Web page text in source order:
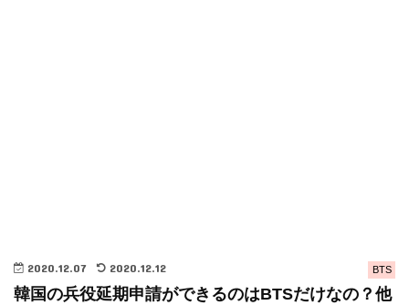
BTS
2020.12.07 2020.12.12
韓国の兵役延期申請ができるのはBTSだけなの？他